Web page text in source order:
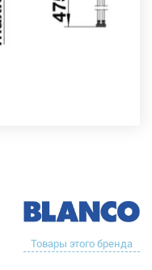
Товары этого бренда